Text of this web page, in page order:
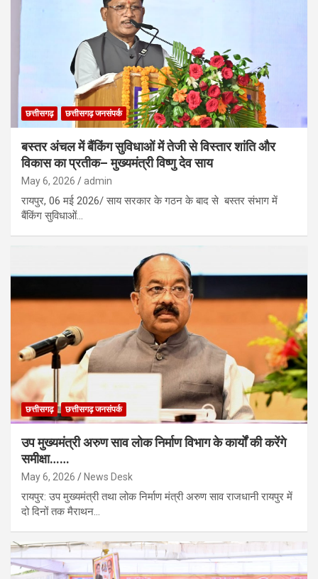
छत्तीसगढ़ छत्तीसगढ़ जनसंपर्क
बस्तर अंचल में बैंकिंग सुविधाओं में तेजी से विस्तार शांति और
विकास का प्रतीक– मुख्यमंत्री विष्णु देव साय
May 6, 2026 admin
रायपुर, 06 मई 2026/ साय सरकार के गठन के बाद से बस्तर संभाग में
बैंकिंग सुविधाओं…
छत्तीसगढ़ छत्तीसगढ़ जनसंपर्क
उप मुख्यमंत्री अरुण साव लोक निर्माण विभाग के कार्यों की करेंगे
समीक्षा……
May 6, 2026 News Desk
​रायपुर: उप मुख्यमंत्री तथा लोक निर्माण मंत्री अरुण साव राजधानी रायपुर में
दो दिनों तक मैराथन…